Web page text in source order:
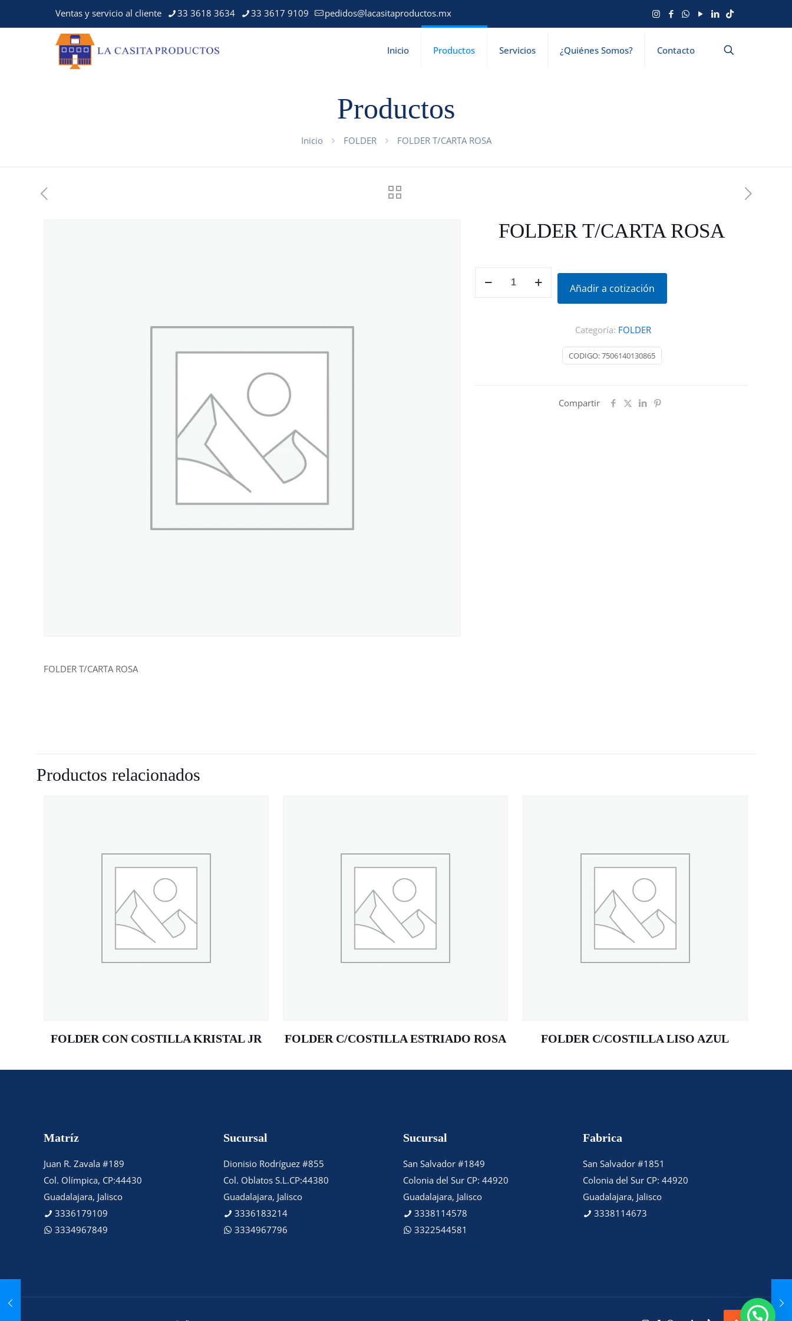
Ventas y servicio al cliente 33 3618 3634 33 3617 9109 pedidos@lacasitaproductos.mx
Inicio Productos Servicios ¿Quiénes Somos? Contacto
Productos
Inicio FOLDER FOLDER T/CARTA ROSA
FOLDER T/CARTA ROSA
Añadir a cotización
CODIGO:7506140130865
Categoría: FOLDER
Compartir
FOLDER T/CARTA ROSA
Productos relacionados
FOLDER CON COSTILLA KRISTAL JR FOLDER C/COSTILLA ESTRIADO ROSA FOLDER C/COSTILLA LISO AZUL
Matríz
Juan R. Zavala #189
Col. Olímpica, CP:44430
Guadalajara, Jalisco
3336179109
3334967849
Sucursal
Dionisio Rodríguez #855
Col. Oblatos S.L.CP:44380
Guadalajara, Jalisco
3336183214
3334967796
Sucursal
San Salvador #1849
Colonia del Sur CP: 44920
Guadalajara, Jalisco
3338114578
3322544581
Fabrica
San Salvador #1851
Colonia del Sur CP: 44920
Guadalajara, Jalisco
3338114673